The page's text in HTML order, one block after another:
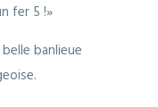
fer 5 !»
banlieue